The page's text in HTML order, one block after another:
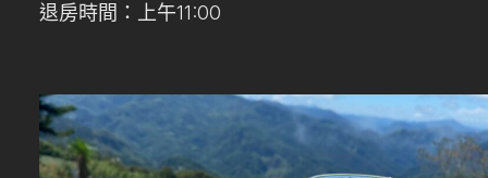
退房時間：上午11:00